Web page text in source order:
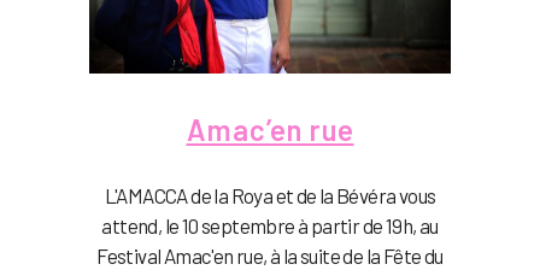
Amac’en rue
L'AMACCA de la Roya et de la Bévéra vous
attend, le 10 septembre à partir de 19h, au
Festival Amac'en rue, à la suite de la Fête du